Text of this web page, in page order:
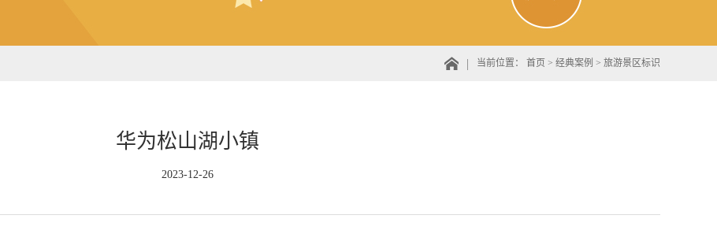
当前位置： 首页 > 经典案例 > 旅游景区标识
华为松山湖小镇
2023-12-26